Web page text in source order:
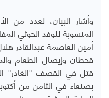
وأشار البيان، لعدد من
المنسوبة للوفد الحوثي
أمين العاصمة عبدالقادر
قحطان وإيصال الطعام
قتل في القصف "الغادر"